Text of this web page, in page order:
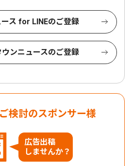
ス for LINEのご登録
ンニュースのご登録
検討のスポンサー様
広告出稿
しませんか？